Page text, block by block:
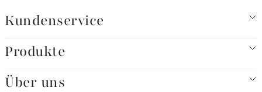
Kundenservice
Produkte
Über uns